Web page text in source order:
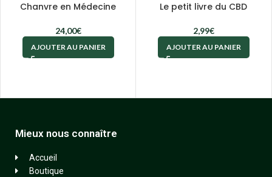
Chanvre en Médecine
24,00€
AJOUTER AU PANIER
Le petit livre du CBD
2,99€
AJOUTER AU PANIER
Mieux nous connaître
Accueil
Boutique